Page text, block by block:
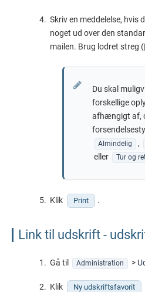
Skriv en meddelelse, hvis
noget ud over den
mailen. Brug lodret streg
Du skal
forskellige
afhængigt af,
Almindelig ,
eller Tur og
Klik Print .
Link til udskrift -
Gå til Administration >
Klik Ny udskriftsfavorit